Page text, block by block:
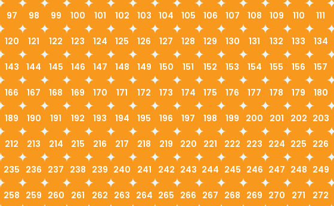
97 98 99 100 101 102 103 104 105 106 107 108 109 110 111
120 121 122 123 124 125 126 127 128 129 130 131 132 133 134
143 144 145 146 147 148 149 150 151 152 153 154 155 156 157
166 167 168 169 170 171 172 173 174 175 176 177 178 179 180
189 190 191 192 193 194 195 196 197 198 199 200 201 202 203
212 213 214 215 216 217 218 219 220 221 222 223 224 225 226
235 236 237 238 239 240 241 242 243 244 245 246 247 248 249
258 259 260 261 262 263 264 265 266 267 268 269 270 271 272